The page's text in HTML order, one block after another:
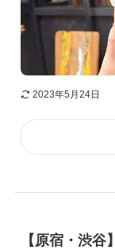
2023年5月24日
【原宿・渋